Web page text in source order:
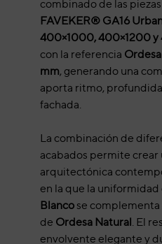
combinado de las
FAVEKER® GA16
400×1000, 400×1200 y
con la referencia
mm, generando una
aporta ritmo,
fachada.
La combinación de
acabados permite crear
arquitectónica
en la que la
Blancose complementa
de Ordesa Natural . El
envolvente elegante y